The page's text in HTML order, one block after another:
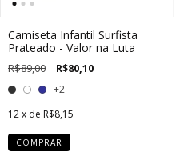
Camiseta Infantil Surfista
Prateado - Valor na Luta
R$89,00 R$80,10
+2
12x de R$8,15
COMPRAR